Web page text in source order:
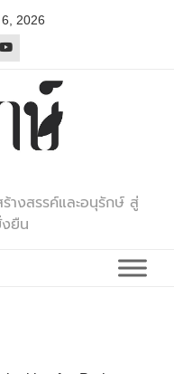
2026
งสรรค์และอนุรักษ์ สู่
ยืน